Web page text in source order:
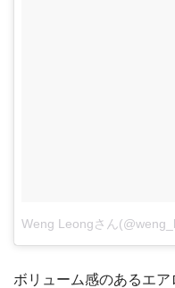
Weng Leongさん
ボリューム感のあるエ